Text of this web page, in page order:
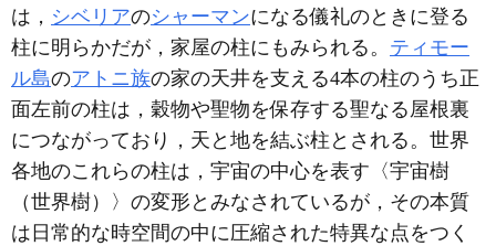
は， シベリアのシャーマンになる儀礼のときに登る
柱に明らかだが，家屋の柱にもみられる。 ティモー
ル島のアトニ族の家の天井を支える4本の柱のうち正
面左前の柱は，穀物や聖物を保存する聖なる屋根裏
につながっており，天と地を結ぶ柱とされる。世界
各地のこれらの柱は，宇宙の中心を表す〈宇宙樹
（世界樹）〉の変形とみなされているが，その本質
は日常的な時空間の中に圧縮された特異な点をつく